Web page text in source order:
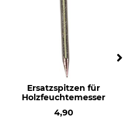
Ersatzspitzen für
Holzfeuchtemesser
4,90